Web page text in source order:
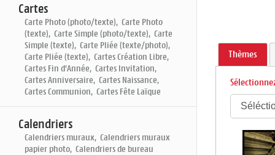
Cartes
Carte Photo (photo/texte), Carte Photo
(texte), Carte Simple (photo/texte), Carte
Simple (texte), Carte Pliée (texte/photo),
Carte Pliée (texte), Cartes Création Libre,
Cartes Fin d'Année, Cartes Invitation,
Cartes Anniversaire, Cartes Naissance,
Cartes Communion, Cartes Fête Laïque
Calendriers
Calendriers muraux, Calendriers muraux
papier photo, Calendriers de bureau
Thèmes